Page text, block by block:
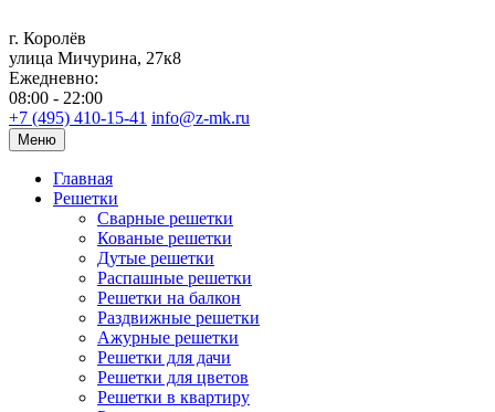
г. Королёв
улица Мичурина, 27к8
Ежедневно:
08:00 - 22:00
+7 (495) 410-15-41 info@z-mk.ru
Меню
Главная
Решетки
Сварные решетки
Кованые решетки
Дутые решетки
Распашные решетки
Решетки на балкон
Раздвижные решетки
Ажурные решетки
Решетки для дачи
Решетки для цветов
Решетки в квартиру